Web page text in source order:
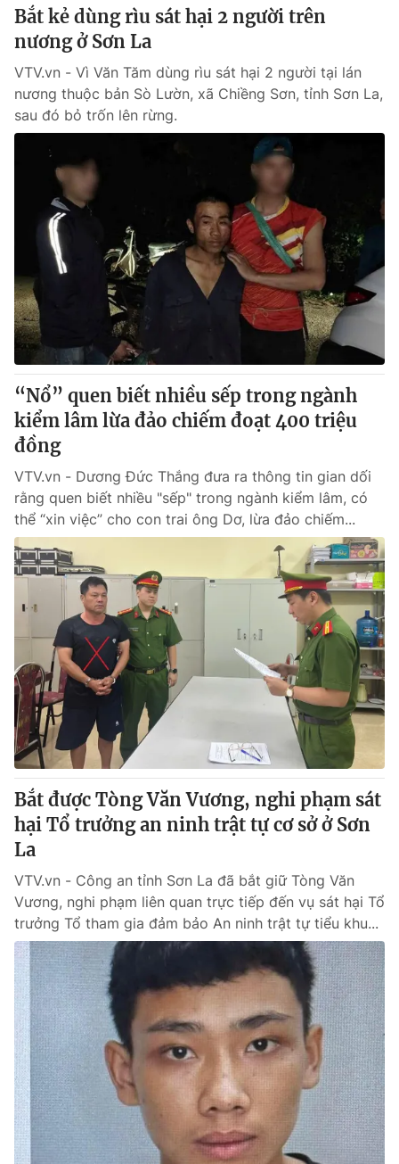
Bắt kẻ dùng rìu sát hại 2 người trên
nương ở Sơn La
VTV.vn - Vì Văn Tăm dùng rìu sát hại 2 người tại lán
nương thuộc bản Sò Lườn, xã Chiềng Sơn, tỉnh Sơn La,
sau đó bỏ trốn lên rừng.
“Nổ” quen biết nhiều sếp trong ngành
kiểm lâm lừa đảo chiếm đoạt 400 triệu
đồng
VTV.vn - Dương Đức Thắng đưa ra thông tin gian dối
rằng quen biết nhiều "sếp" trong ngành kiểm lâm, có
thể “xin việc” cho con trai ông Dơ, lừa đảo chiếm...
Bắt được Tòng Văn Vương, nghi phạm sát
hại Tổ trưởng an ninh trật tự cơ sở ở Sơn
La
VTV.vn - Công an tỉnh Sơn La đã bắt giữ Tòng Văn
Vương, nghi phạm liên quan trực tiếp đến vụ sát hại Tổ
trưởng Tổ tham gia đảm bảo An ninh trật tự tiểu khu...